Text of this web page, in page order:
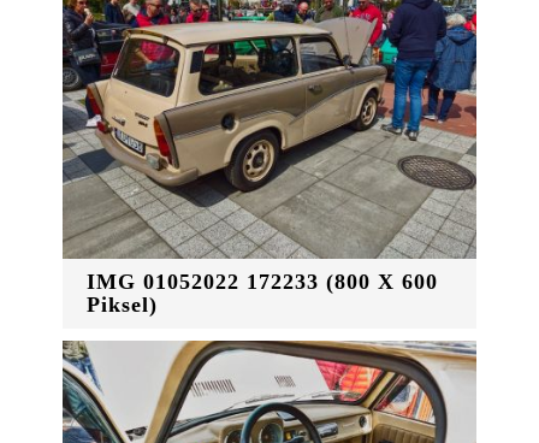
IMG 01052022 172233 (800 X 600
Piksel)